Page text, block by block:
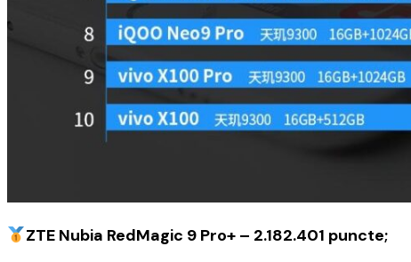
ZTE Nubia RedMagic 9 Pro+ – 2.182.401 puncte;